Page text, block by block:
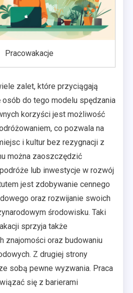
Pracowakacje
zalet, które przyciągają
do tego modelu spędzania
korzyści jest możliwość
co pozwala na
i kultur bez rezygnacji z
można zaoszczędzić
lub inwestycje w rozwój
jest zdobywanie cennego
oraz rozwijanie swoich
środowisku. Taki
sprzyja także
znajomości oraz budowaniu
Z drugiej strony
sobą pewne wyzwania. Praca
się z barierami